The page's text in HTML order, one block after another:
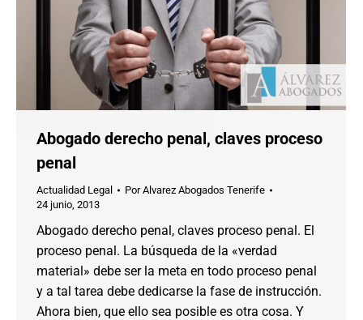
Abogado derecho penal, claves proceso
penal
Actualidad Legal PorAlvarez Abogados Tenerife
24 junio, 2013
Abogado derecho penal, claves proceso penal. El
proceso penal. La búsqueda de la «verdad
material» debe ser la meta en todo proceso penal
y a tal tarea debe dedicarse la fase de instrucción.
Ahora bien, que ello sea posible es otra cosa. Y